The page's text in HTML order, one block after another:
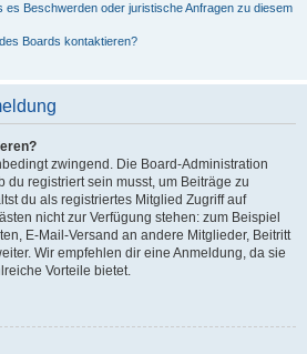
es Beschwerden oder juristische Anfragen zu diesem
Boards kontaktieren?
zwingend. Die Board-Administration
du registriert sein musst, um Beiträge zu
du als registriertes Mitglied Zugriff auf
nicht zur Verfügung stehen: zum Beispiel
E-Mail-Versand an andere Mitglieder, Beitritt
Wir empfehlen dir eine Anmeldung, da sie
Vorteile bietet.